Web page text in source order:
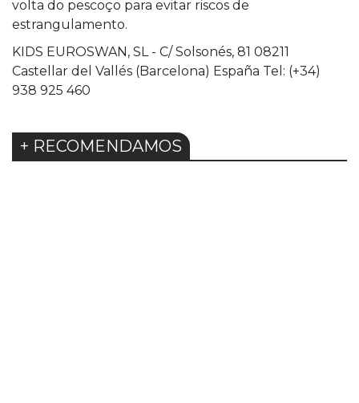
volta do pescoço para evitar riscos de
estrangulamento.
KIDS EUROSWAN, SL - C/ Solsonés, 81 08211
Castellar del Vallés (Barcelona) España Tel: (+34)
938 925 460
+ RECOMENDAMOS